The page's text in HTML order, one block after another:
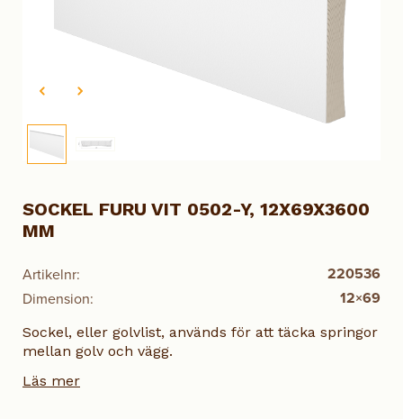
Artikelnr: 220536
Dimension: 12×69
SOCKEL FURU VIT 0502-Y, 12X69X3600
MM
Sockel, eller golvlist, används för att täcka springor
mellan golv och vägg.
Läs mer